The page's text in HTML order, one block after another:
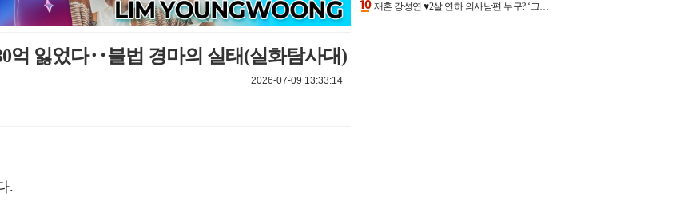
억 잃었다‥불법 경마의 실태(실화탐사대)
2026-07-09 13:33:14
.
재혼 강성연 ♥2살 연하 의사남편 누구? ‘그알’ 자문의에 훈남 비주얼 초엘리트 스펙 [종합]